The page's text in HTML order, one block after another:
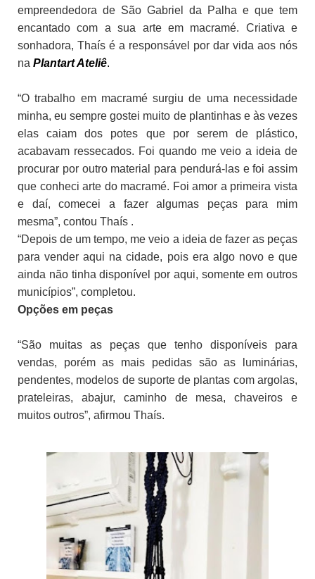
empreendedora de São Gabriel da Palha e que tem
encantado com a sua arte em macramé. Criativa e
sonhadora, Thaís é a responsável por dar vida aos nós
na Plantart Ateliê.
“O trabalho em macramé surgiu de uma necessidade
minha, eu sempre gostei muito de plantinhas e às vezes
elas caiam dos potes que por serem de plástico,
acabavam ressecados. Foi quando me veio a ideia de
procurar por outro material para pendurá-las e foi assim
que conheci arte do macramé. Foi amor a primeira vista
e daí, comecei a fazer algumas peças para mim
mesma”, contou Thaís .
“Depois de um tempo, me veio a ideia de fazer as peças
para vender aqui na cidade, pois era algo novo e que
ainda não tinha disponível por aqui, somente em outros
municípios”, completou.
Opções em peças
“São muitas as peças que tenho disponíveis para
vendas, porém as mais pedidas são as luminárias,
pendentes, modelos de suporte de plantas com argolas,
prateleiras, abajur, caminho de mesa, chaveiros e
muitos outros”, afirmou Thaís.